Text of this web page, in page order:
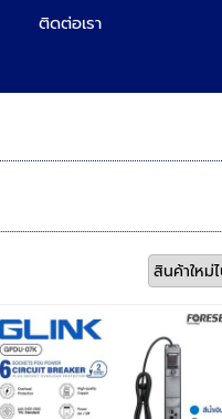
ติดต่อเรา